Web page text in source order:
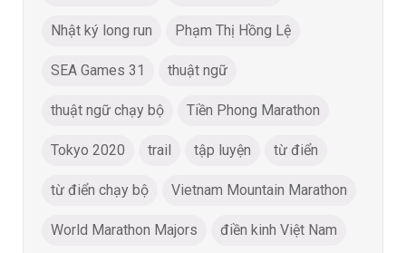
Nhật ký long run Phạm Thị Hồng Lệ
SEA Games 31 thuật ngữ
thuật ngữ chạy bộ Tiền Phong Marathon
Tokyo 2020 trail tập luyện từ điển
từ điển chạy bộ Vietnam Mountain Marathon
World Marathon Majors điền kinh Việt Nam